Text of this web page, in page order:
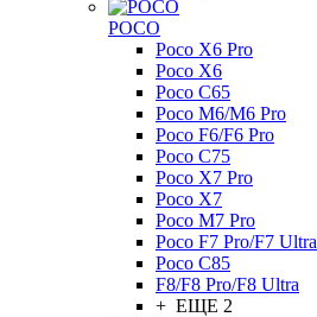
POCO
Poco X6 Pro
Poco X6
Poco C65
Poco M6/M6 Pro
Poco F6/F6 Pro
Poco C75
Poco X7 Pro
Poco X7
Poco M7 Pro
Poco F7 Pro/F7 Ultra
Poco C85
F8/F8 Pro/F8 Ultra
+ ЕЩЕ 2